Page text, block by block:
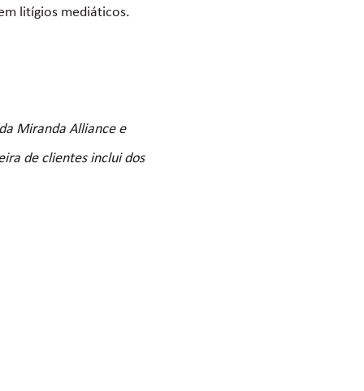
litígios mediáticos.
Miranda Alliance e
de clientes inclui dos